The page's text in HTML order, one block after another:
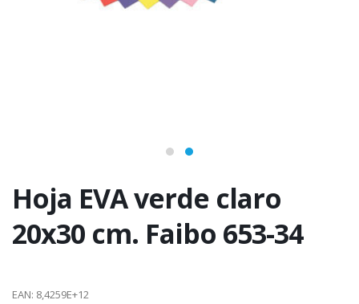
Hoja EVA verde claro
20x30 cm. Faibo 653-34
EAN: 8,4259E+12